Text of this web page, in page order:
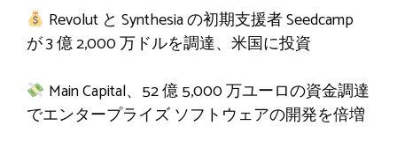
Revolut と Synthesia の初期支援者 Seedcamp
が 3 億 2,000 万ドルを調達、米国に投資
Main Capital、52 億 5,000 万ユーロの資金調達
でエンタープライズ ソフトウェアの開発を倍増